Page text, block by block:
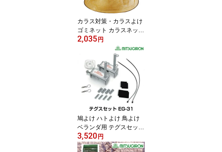
ジ 車庫 店舗 工場 ガーデ
カラス対策・カラスよけ
ゴミネット カラスネット
カラス博士のゴミネット
2,035 円
鳩よけ ハトよけ 鳥よけ
ベランダ用 テグスセット
EG-31
3,520 円